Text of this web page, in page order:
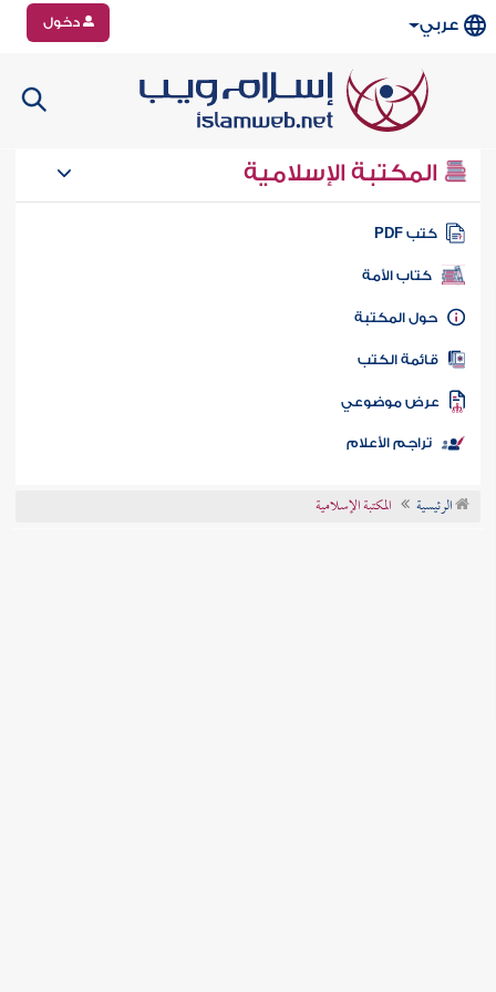
عربي دخول
المكتبة الإسلامية
كتب PDF
كتاب الأمة
المكتبة
الكتب
موضوعي
تراجم الأعلام
الرئيسية المكتبة الإسلامية